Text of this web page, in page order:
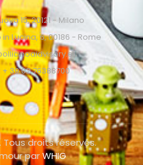
15, 20121 - Milano
Lucina, 6, 00186 - Rome
39 02 76388700
droits réservés.
parWHIG